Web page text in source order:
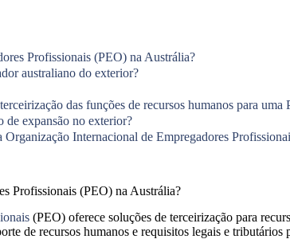
Profissionais (PEO) na Austrália?
australiano do exterior?
das funções de recursos humanos para uma
de expansão no exterior?
Internacional de Empregadores
Profissionais (PEO) na Austrália?
(PEO) oferece soluções de terceirização para
de recursos humanos e requisitos legais e tributários